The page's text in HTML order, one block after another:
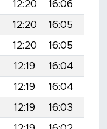
12:20 16:06
12:20 16:05
12:20 16:05
12:19 16:04
12:19 16:04
12:19 16:03